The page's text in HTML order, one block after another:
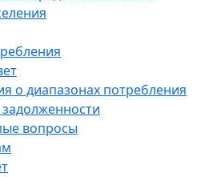
о диапазонах потребления
вопросы